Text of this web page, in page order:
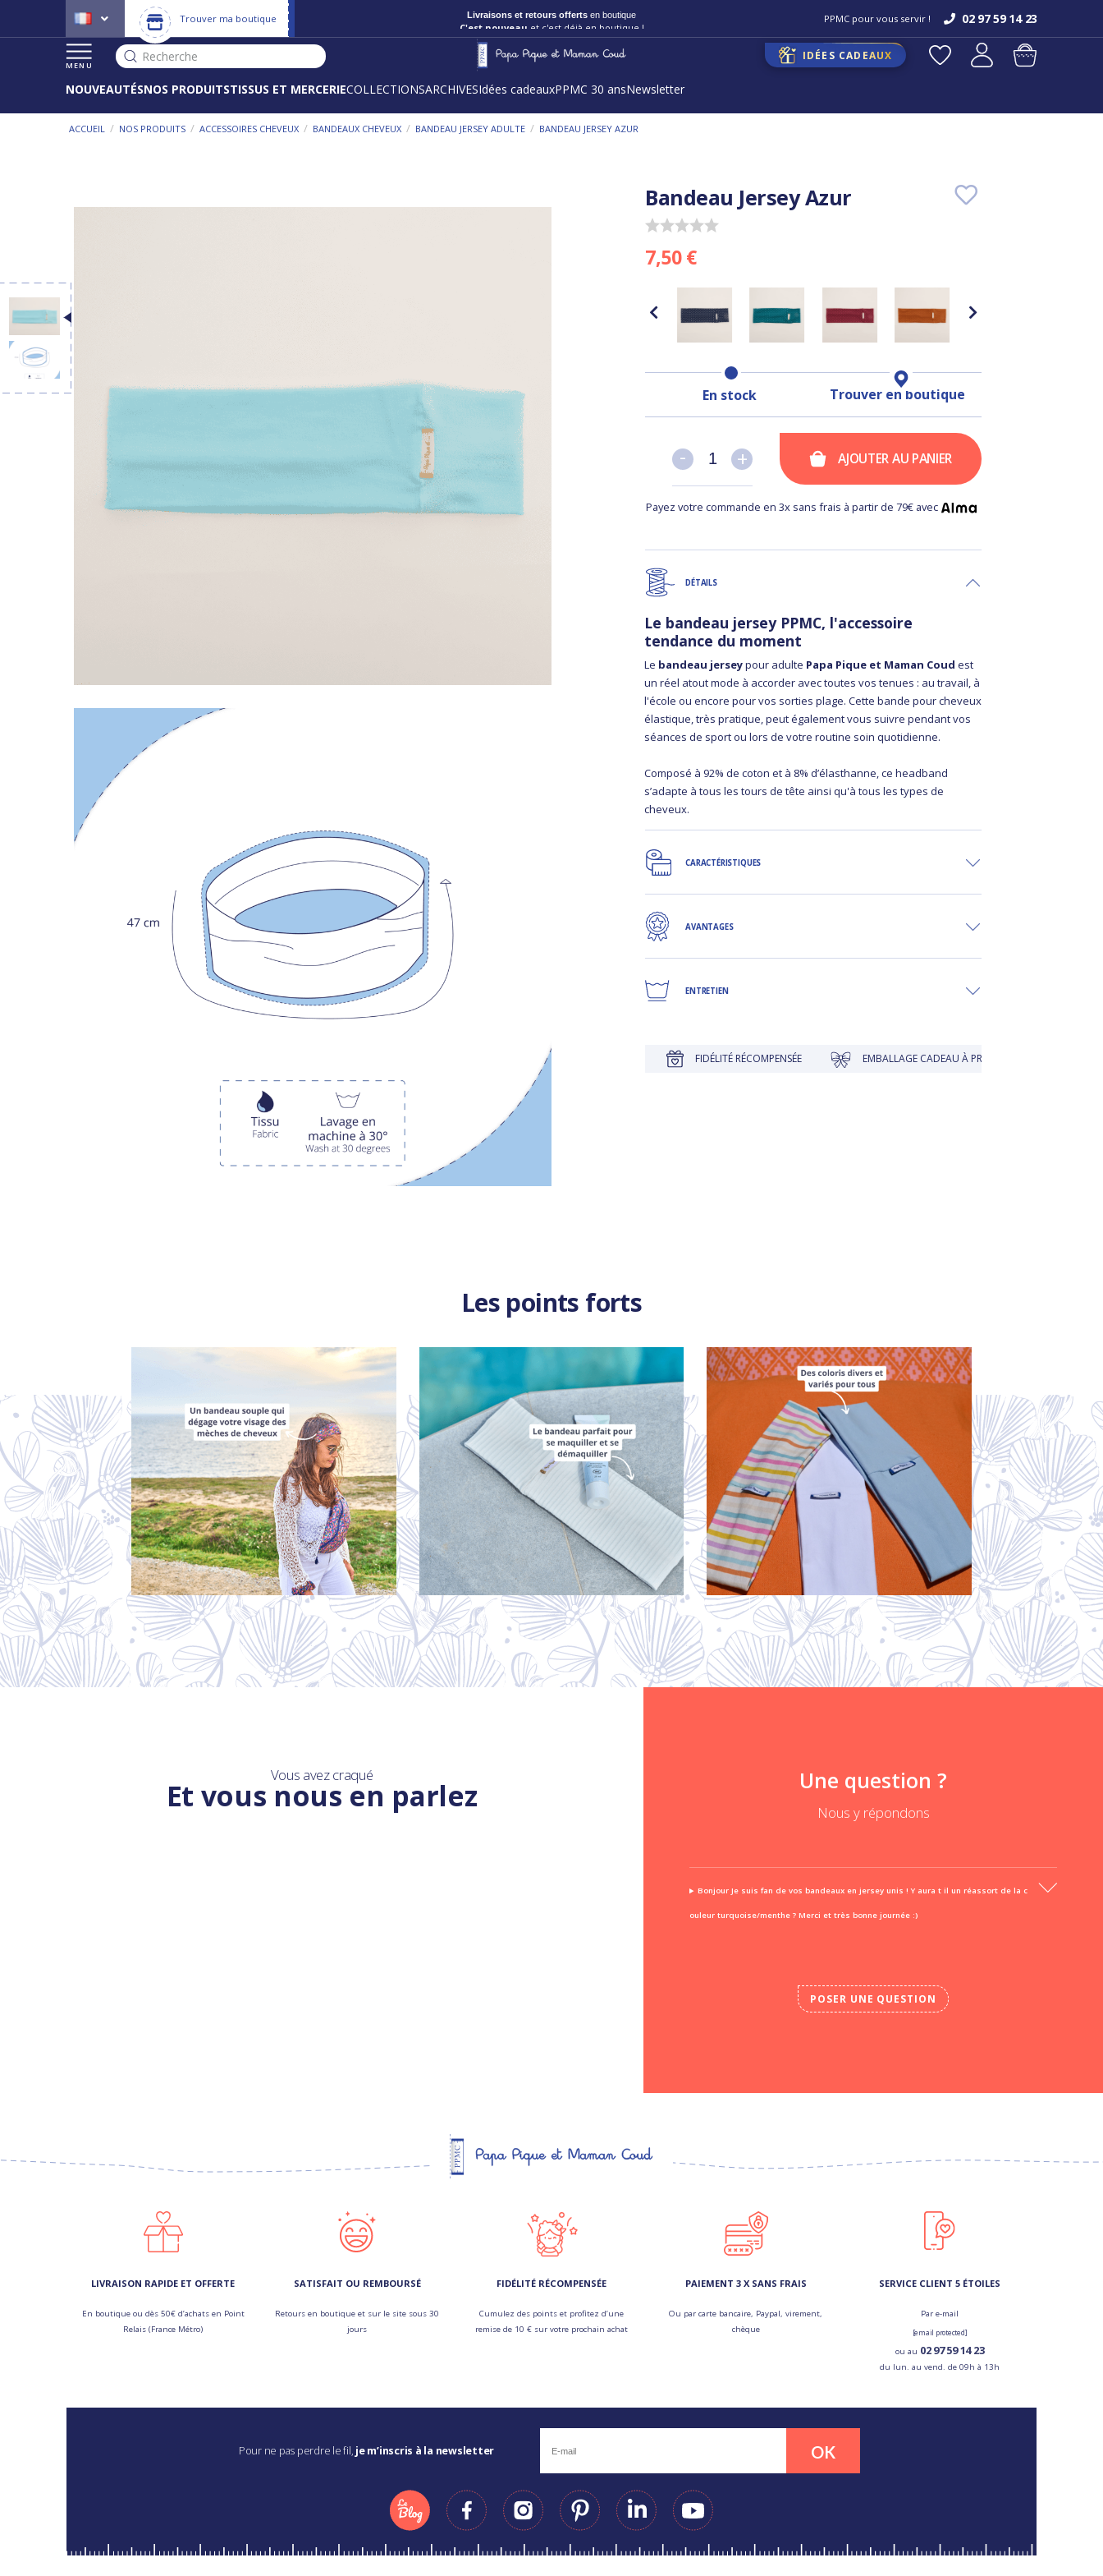
Trouver ma boutique Livraisons et retours offerts en boutique
C'est nouveau et c'est déjà en boutique !
PPMC pour vous servir ! 02 97 59 14 23
MENU
Recherche IDÉES CADEAUX
NOUVEAUTÉSNOS PRODUITSTISSUS ET MERCERIECOLLECTIONSARCHIVESIdées cadeauxPPMC 30 ansNewsletter
ACCUEIL / NOS PRODUITS / ACCESSOIRES CHEVEUX / BANDEAUX CHEVEUX / BANDEAU JERSEY ADULTE / BANDEAU JERSEY AZUR
Bandeau Jersey Azur
7,50 €
En stock Trouver en boutique
+
- +
- AJOUTER AU PANIER
Payez votre commande en 3x sans frais à partir de 79€ avec
DÉTAILS
Le bandeau jersey PPMC, l'accessoire
tendance du moment
Le bandeau jerseypour adulte Papa Pique et Maman Coud est
un réel atout mode à accorder avec toutes vos tenues : au travail, à
l'école ou encore pour vos sorties plage. Cette bande pour cheveux
élastique, très pratique, peut également vous suivre pendant vos
séances de sport ou lors de votre routine soin quotidienne.
Composé à 92% de coton et à 8% d’élasthanne, ce headband
s’adapte à tous les tours de tête ainsi qu'à tous les types de
cheveux.
CARACTÉRISTIQUES
AVANTAGES
ENTRETIEN
JUSQU'À 30 JOURS POUR CHANGER D'AVIS FIDÉLITÉ RÉCOMPENSÉE EMBALLAGE CADEAU À PRIX DOUX
Les points forts
Vous avez craqué
Et vous nous en parlez Une question ?
Nous y répondons
Bonjour Je suis fan de vos bandeaux en jersey unis ! Y aura t il un réassort de la c
ouleur turquoise/menthe ? Merci et très bonne journée :)
POSER UNE QUESTION
LIVRAISON RAPIDE ET OFFERTE
En boutique ou dès 50€ d’achats en Point
Relais (France Métro)
SATISFAIT OU REMBOURSÉ
Retours en boutique et sur le site sous 30
jours
FIDÉLITÉ RÉCOMPENSÉE
Cumulez des points et profitez d’une
remise de 10 € sur votre prochain achat
PAIEMENT 3 X SANS FRAIS
Ou par carte bancaire, Paypal, virement,
chèque
SERVICE CLIENT 5 ÉTOILES
Par e-mail
[email protected]
ou au 02 97 59 14 23
du lun. au vend. de 09h à 13h
Pour ne pas perdre le fil, je m’inscris à la newsletter OK